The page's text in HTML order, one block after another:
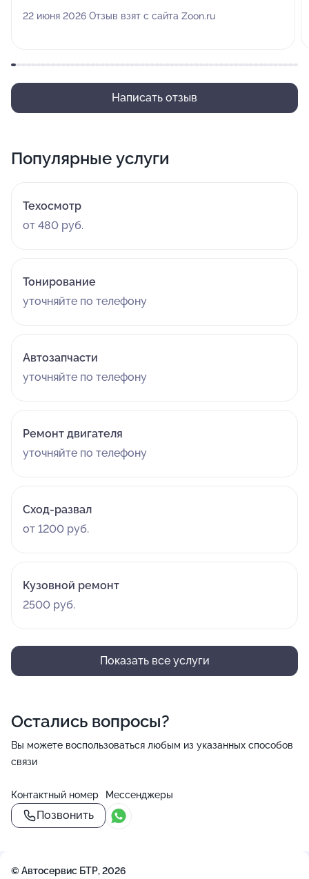
22 июня 2026 Отзыв взят с сайта Zoon.ru
Написать отзыв
Популярные услуги
Техосмотр
от 480 руб.
Тонирование
уточняйте по телефону
Автозапчасти
уточняйте по телефону
Ремонт двигателя
уточняйте по телефону
Сход-развал
от 1200 руб.
Кузовной ремонт
2500 руб.
Показать все услуги
Остались вопросы?
Вы можете воспользоваться любым из указанных способов
связи
Контактный номер
Позвонить
Мессенджеры
© Автосервис БТР, 2026